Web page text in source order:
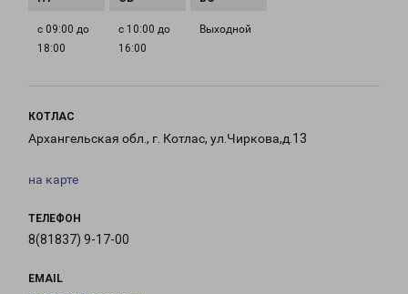
с 09:00 до
18:00
с 10:00 до
16:00
Выходной
КОТЛАС
Архангельская обл., г. Котлас, ул.Чиркова,д.13
на карте
ТЕЛЕФОН
8(81837) 9-17-00
EMAIL